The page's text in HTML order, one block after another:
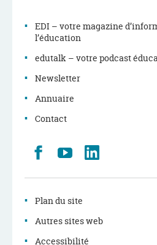
EDI – votre magazine
l’éducation
edutalk – votre podcast
Newsletter
Annuaire
Contact
Retrouvez
nous
Facebook
Youtube
Plan du site
Autres sites web
Accessibilité